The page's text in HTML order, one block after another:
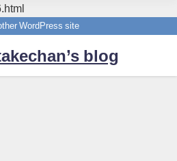
WordPress site
blog